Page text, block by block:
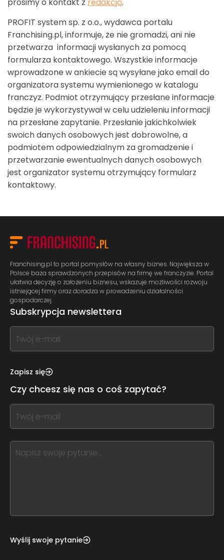
PROFIT system sp. z o.o., wydawca portalu
Franchising.pl, informuje, że nie gromadzi, ani nie
przetwarza informacji wysłanych za pomocą
formularza kontaktowego. Wszystkie informacje
wprowadzone w ankiecie są wysyłane jako email do
organizatora systemu wymienionego w katalogu
franczyz. Podmiot otrzymujący przesłane informacje
będzie je wykorzystywał w celu udzieleniu informacji
na przesłane zapytanie. Przesłanie jakichkolwiek
swoich danych osobowych jest dobrowolne, a
podmiotem odpowiedzialnym za gromadzenie i
przetwarzanie ewentualnych danych osobowych
jest organizator systemu otrzymujący formularz
kontaktowy.
Franchising.pl to portal pomysłów na własny biznes. Największa w
Polsce baza sprawdzonych przepisów na firmę we franczyzie. Portal
ułatwia decyzję o założeniu biznesu, wskazuje możliwości rozwoju
istniejącej firmy oraz doradza w prowadzeniu działalności
gospodarczej.
Subskrypcja newslettera
If
you
this,
this
form
field
blank
Zapisz się
Czy chcesz się nas o coś zapytać?
If
you
this,
leave
Wyślij swoje pytanie